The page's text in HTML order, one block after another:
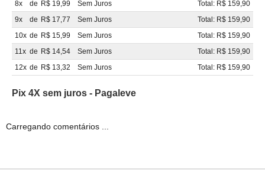
8x
de R$ 19,99 Sem Juros
Total: R$ 159,90
9x
de R$ 17,77 Sem Juros
Total: R$ 159,90
10x de R$ 15,99 Sem Juros
Total: R$ 159,90
11x de R$ 14,54 Sem Juros
Total: R$ 159,90
12x de R$ 13,32 Sem Juros Total: R$ 159,90
Pix 4X sem juros - Pagaleve
Carregando comentários ...